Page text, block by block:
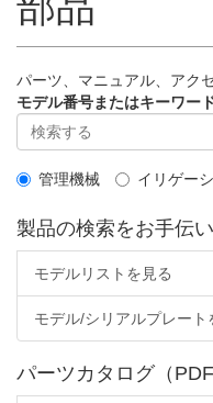
パーツ、マニュアル、アク
モデル番号またはキーワー
管理機械 イリゲー
製品の検索をお手伝
モデルリストを見る
モデル/シリアルプレート
パーツカタログ（